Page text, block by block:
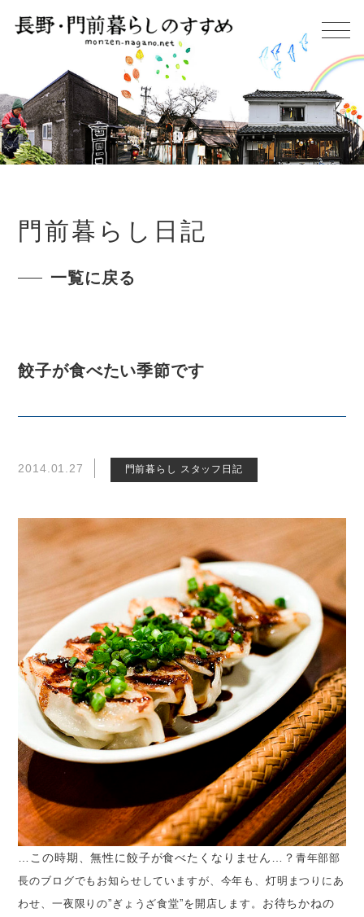
門前暮らし日記
一覧に戻る
餃子が食べたい季節です
2014.01.27 門前暮らし スタッフ日記
…この時期、無性に餃子が食べたくなりません…？ 青年部部
長のブログでもお知らせしていますが、 今年も、灯明まつりにあ
わせ、 一夜限りの”ぎょうざ食堂”を開店します。 お待ちかねの